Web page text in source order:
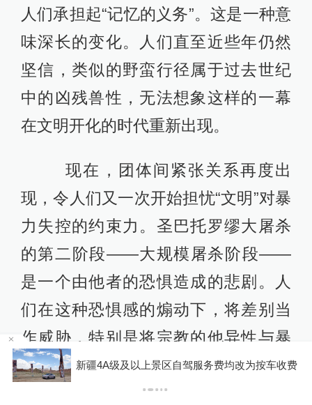
人们承担起“记忆的义务”。这是一种意
味深长的变化。人们直至近些年仍然
坚信，类似的野蛮行径属于过去世纪
中的凶残兽性，无法想象这样的一幕
在文明开化的时代重新出现。
现在，团体间紧张关系再度出
现，令人们又一次开始担忧“文明”对暴
力失控的约束力。圣巴托罗缪大屠杀
的第二阶段——大规模屠杀阶段——
是一个由他者的恐惧造成的悲剧。人
们在这种恐惧感的煽动下，将差别当
作威胁，特别是将宗教的他异性与暴
乱混为一谈。有人写道：“大屠杀在成
为一种对肉体的暴行之前，首先在思
新疆4A级及以上景区自驾服务费均改为按车收费